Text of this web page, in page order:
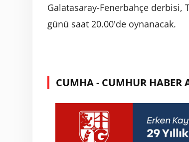
Galatasaray-Fenerbahçe derbisi,
günü saat 20.00'de oynanacak.
CUMHA - CUMHUR HABER